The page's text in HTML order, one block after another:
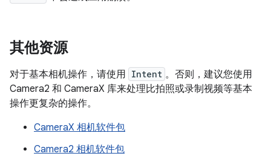
其他资源
对于基本相机操作，请使用 Intent 。否则，建议您使用
Camera2 和 CameraX 库来处理比拍照或录制视频等基本
操作更复杂的操作。
CameraX 相机软件包
Camera2 相机软件包